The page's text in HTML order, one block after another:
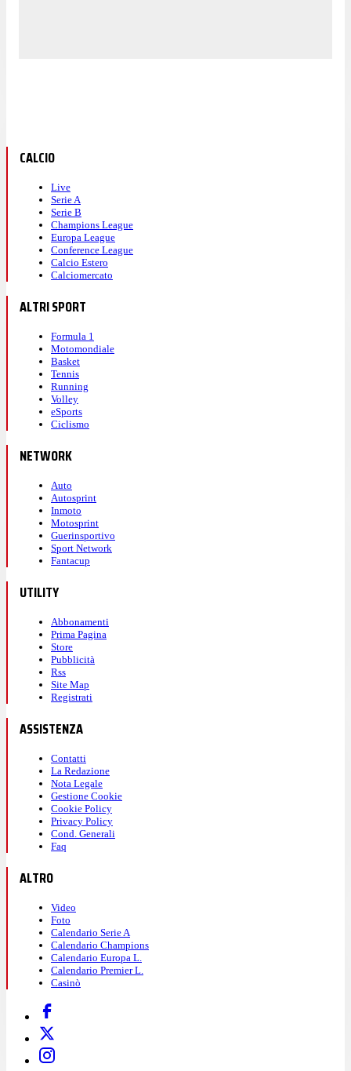
CALCIO
Live
Serie A
Serie B
Champions League
Europa League
Conference League
Calcio Estero
Calciomercato
ALTRI SPORT
Formula 1
Motomondiale
Basket
Tennis
Running
Volley
eSports
Ciclismo
NETWORK
Auto
Autosprint
Inmoto
Motosprint
Guerinsportivo
Sport Network
Fantacup
UTILITY
Abbonamenti
Prima Pagina
Store
Pubblicità
Rss
Site Map
Registrati
ASSISTENZA
Contatti
La Redazione
Nota Legale
Gestione Cookie
Cookie Policy
Privacy Policy
Cond. Generali
Faq
ALTRO
Video
Foto
Calendario Serie A
Calendario Champions
Calendario Europa L.
Calendario Premier L.
Casinò